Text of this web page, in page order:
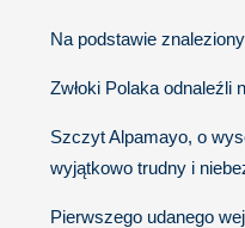
Na podstawie
Zwłoki Polaka odnaleźli
Szczyt Alpamayo, o
wyjątkowo trudny i
Pierwszego udanego